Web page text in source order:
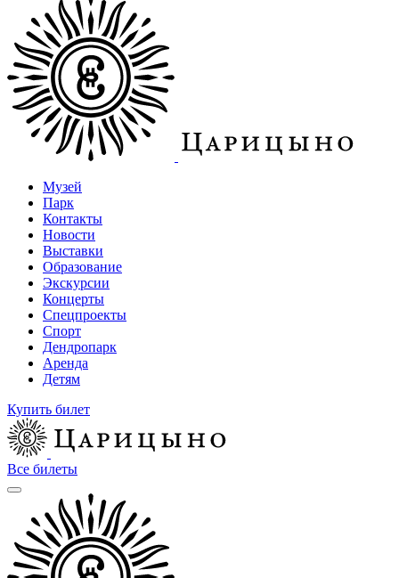
Музей
Парк
Контакты
Новости
Выставки
Образование
Экскурсии
Концерты
Спецпроекты
Спорт
Дендропарк
Аренда
Детям
Купить билет
Все билеты